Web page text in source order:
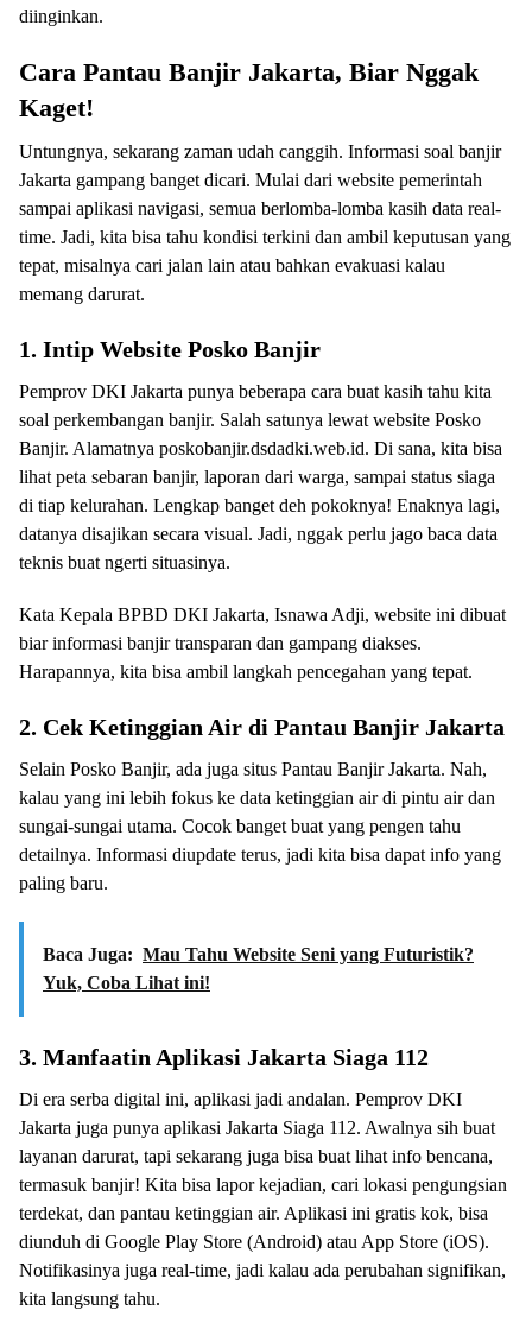
diinginkan.
Cara Pantau Banjir Jakarta, Biar Nggak
Kaget!
Untungnya, sekarang zaman udah canggih. Informasi soal banjir
Jakarta gampang banget dicari. Mulai dari website pemerintah
sampai aplikasi navigasi, semua berlomba-lomba kasih data real-
time. Jadi, kita bisa tahu kondisi terkini dan ambil keputusan yang
tepat, misalnya cari jalan lain atau bahkan evakuasi kalau
memang darurat.
1. Intip Website Posko Banjir
Pemprov DKI Jakarta punya beberapa cara buat kasih tahu kita
soal perkembangan banjir. Salah satunya lewat website Posko
Banjir. Alamatnya poskobanjir.dsdadki.web.id. Di sana, kita bisa
lihat peta sebaran banjir, laporan dari warga, sampai status siaga
di tiap kelurahan. Lengkap banget deh pokoknya! Enaknya lagi,
datanya disajikan secara visual. Jadi, nggak perlu jago baca data
teknis buat ngerti situasinya.
Kata Kepala BPBD DKI Jakarta, Isnawa Adji, website ini dibuat
biar informasi banjir transparan dan gampang diakses.
Harapannya, kita bisa ambil langkah pencegahan yang tepat.
2. Cek Ketinggian Air di Pantau Banjir Jakarta
Selain Posko Banjir, ada juga situs Pantau Banjir Jakarta. Nah,
kalau yang ini lebih fokus ke data ketinggian air di pintu air dan
sungai-sungai utama. Cocok banget buat yang pengen tahu
detailnya. Informasi diupdate terus, jadi kita bisa dapat info yang
paling baru.
Baca Juga: Mau Tahu Website Seni yang Futuristik?
Yuk, Coba Lihat ini!
3. Manfaatin Aplikasi Jakarta Siaga 112
Di era serba digital ini, aplikasi jadi andalan. Pemprov DKI
Jakarta juga punya aplikasi Jakarta Siaga 112. Awalnya sih buat
layanan darurat, tapi sekarang juga bisa buat lihat info bencana,
termasuk banjir! Kita bisa lapor kejadian, cari lokasi pengungsian
terdekat, dan pantau ketinggian air. Aplikasi ini gratis kok, bisa
diunduh di Google Play Store (Android) atau App Store (iOS).
Notifikasinya juga real-time, jadi kalau ada perubahan signifikan,
kita langsung tahu.